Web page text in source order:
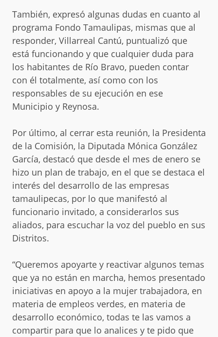
También, expresó algunas dudas en cuanto al
programa Fondo Tamaulipas, mismas que al
responder, Villarreal Cantú, puntualizó que
está funcionando y que cualquier duda para
los habitantes de Río Bravo, pueden contar
con él totalmente, así como con los
responsables de su ejecución en ese
Municipio y Reynosa.
Por último, al cerrar esta reunión, la Presidenta
de la Comisión, la Diputada Mónica González
García, destacó que desde el mes de enero se
hizo un plan de trabajo, en el que se destaca el
interés del desarrollo de las empresas
tamaulipecas, por lo que manifestó al
funcionario invitado, a considerarlos sus
aliados, para escuchar la voz del pueblo en sus
Distritos.
“Queremos apoyarte y reactivar algunos temas
que ya no están en marcha, hemos presentado
iniciativas en apoyo a la mujer trabajadora, en
materia de empleos verdes, en materia de
desarrollo económico, todas te las vamos a
compartir para que lo analices y te pido que